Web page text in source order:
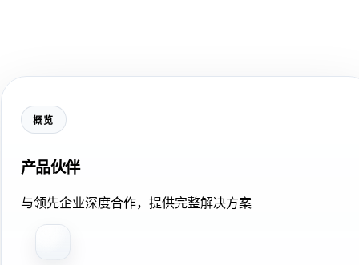
概览
产品伙伴
与领先企业深度合作，提供完整解决方案